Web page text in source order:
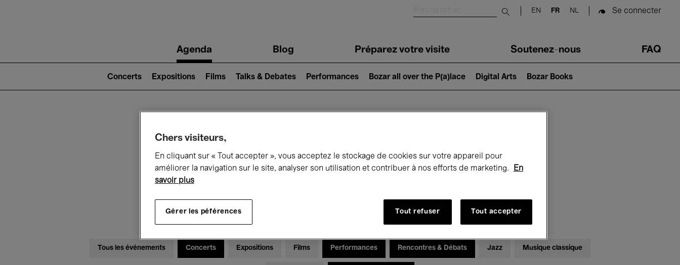
Submit search
EN FR NL Se connecter
navigationAgenda Blog Préparez votre visite Soutenez-nous FAQ
2)
Concerts Expositions Films Talks & Debates Performances Bozar all over the P(a)lace Digital Arts Bozar Books
Ce qui se passe à Bozar
Tous les événements Concerts Expositions Films Performances Rencontres & Débats Jazz Musique classique
Chers visiteurs,
En cliquant sur « Tout accepter », vous acceptez le stockage de cookies sur votre appareil pour
améliorer la navigation sur le site, analyser son utilisation et contribuer à nos efforts de marketing.
En
savoir plus
Gérer les péférences Tout refuser Tout accepter